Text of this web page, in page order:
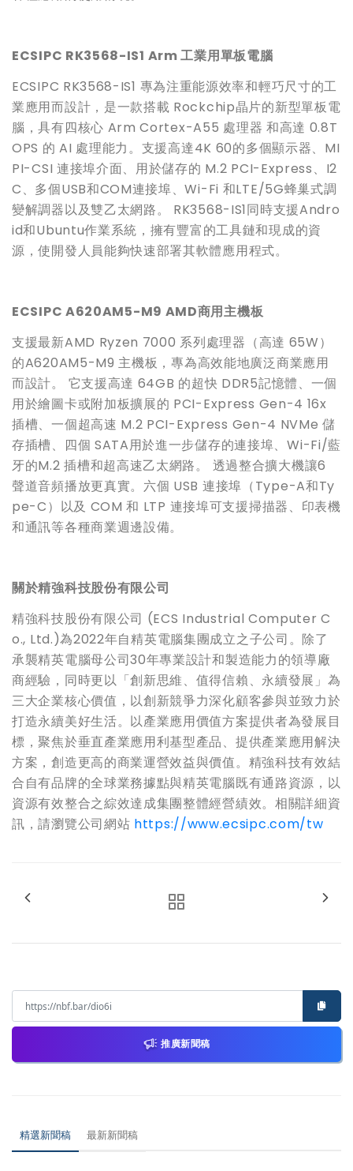
ECSIPC RK3568-IS1 Arm工業用單板電腦
ECSIPC RK3568-IS1 專為注重能源效率和輕巧尺寸的工
業應用而設計，是一款搭載 Rockchip晶片的新型單板電
腦，具有四核心 Arm Cortex-A55 處理器 和高達 0.8T
OPS 的 AI 處理能力。支援高達4K 60的多個顯示器、MI
PI-CSI 連接埠介面、用於儲存的 M.2 PCI-Express、I2
C、多個USB和COM連接埠、Wi-Fi 和LTE/5G蜂巢式調
變解調器以及雙乙太網路。 RK3568-IS1同時支援Andro
id和Ubuntu作業系統，擁有豐富的工具鏈和現成的資
源，使開發人員能夠快速部署其軟體應用程式。
ECSIPC A620AM5-M9 AMD商用主機板
支援最新AMD Ryzen 7000 系列處理器（高達 65W）
的A620AM5-M9 主機板，專為高效能地廣泛商業應用
而設計。 它支援高達 64GB 的超快 DDR5記憶體、一個
用於繪圖卡或附加板擴展的 PCI-Express Gen-4 16x
插槽、一個超高速 M.2 PCI-Express Gen-4 NVMe 儲
存插槽、四個 SATA用於進一步儲存的連接埠、Wi-Fi/藍
牙的M.2 插槽和超高速乙太網路。 透過整合擴大機讓6
聲道音頻播放更真實。六個 USB 連接埠（Type-A和Ty
pe-C）以及 COM 和 LTP 連接埠可支援掃描器、印表機
和通訊等各種商業週邊設備。
關於精強科技股份有限公司
精強科技股份有限公司 (ECS Industrial Computer C
o., Ltd.)為2022年自精英電腦集團成立之子公司。除了
承襲精英電腦母公司30年專業設計和製造能力的領導廠
商經驗，同時更以「創新思維、值得信賴、永續發展」為
三大企業核心價值，以創新競爭力深化顧客參與並致力於
打造永續美好生活。以產業應用價值方案提供者為發展目
標，聚焦於垂直產業應用利基型產品、提供產業應用解決
方案，創造更高的商業運營效益與價值。精強科技有效結
合自有品牌的全球業務據點與精英電腦既有通路資源，以
資源有效整合之綜效達成集團整體經營績效。相關詳細資
訊，請瀏覽公司網站 https://www.ecsipc.com/tw
推廣新聞稿
精選新聞稿 最新新聞稿